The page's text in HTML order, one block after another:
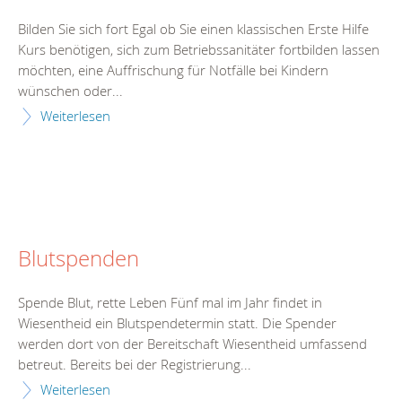
Bilden Sie sich fort Egal ob Sie einen klassischen Erste Hilfe
Kurs benötigen, sich zum Betriebssanitäter fortbilden lassen
möchten, eine Auffrischung für Notfälle bei Kindern
wünschen oder...
Weiterlesen
Blutspenden
Spende Blut, rette Leben Fünf mal im Jahr findet in
Wiesentheid ein Blutspendetermin statt. Die Spender
werden dort von der Bereitschaft Wiesentheid umfassend
betreut. Bereits bei der Registrierung...
Weiterlesen